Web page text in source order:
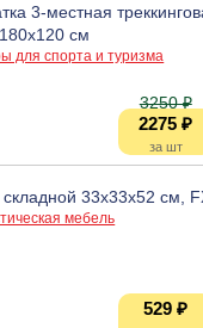
3-местная
см
для спорта и туризма
2275 ₽
3250 ₽
складной 33х33х52 см,
мебель
529 ₽